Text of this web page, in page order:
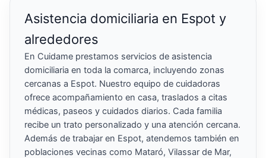
Asistencia domiciliaria en Espot y
alrededores
En Cuidame prestamos servicios de asistencia
domiciliaria en toda la comarca, incluyendo zonas
cercanas a Espot. Nuestro equipo de cuidadoras
ofrece acompañamiento en casa, traslados a citas
médicas, paseos y cuidados diarios. Cada familia
recibe un trato personalizado y una atención cercana.
Además de trabajar en Espot, atendemos también en
poblaciones vecinas como Mataró, Vilassar de Mar,